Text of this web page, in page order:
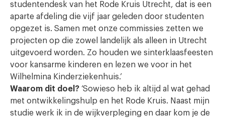
studentendesk van het Rode Kruis Utrecht, dat is een
aparte afdeling die vijf jaar geleden door studenten
opgezet is. Samen met onze commissies zetten we
projecten op die zowel landelijk als alleen in Utrecht
uitgevoerd worden. Zo houden we sinterklaasfeesten
voor kansarme kinderen en lezen we voor in het
Wilhelmina Kinderziekenhuis.’
Waarom dit doel? ‘Sowieso heb ik altijd al wat gehad
met ontwikkelingshulp en het Rode Kruis. Naast mijn
studie werk ik in de wijkverpleging en daar kom je de